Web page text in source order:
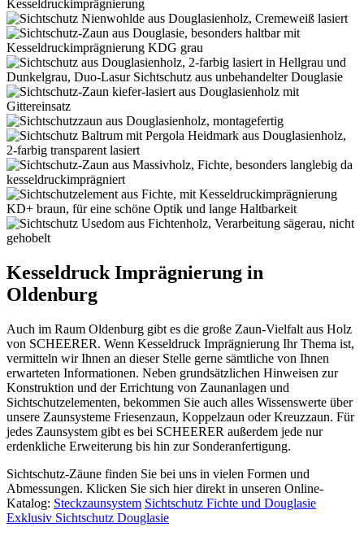
Kesseldruck Imprägnierung in
Oldenburg
Auch im Raum Oldenburg gibt es die große Zaun-Vielfalt aus Holz
von SCHEERER. Wenn Kesseldruck Imprägnierung Ihr Thema ist,
vermitteln wir Ihnen an dieser Stelle gerne sämtliche von Ihnen
erwarteten Informationen. Neben grundsätzlichen Hinweisen zur
Konstruktion und der Errichtung von Zaunanlagen und
Sichtschutzelementen, bekommen Sie auch alles Wissenswerte über
unsere Zaunsysteme Friesenzaun, Koppelzaun oder Kreuzzaun. Für
jedes Zaunsystem gibt es bei SCHEERER außerdem jede nur
erdenkliche Erweiterung bis hin zur Sonderanfertigung.
Sichtschutz-Zäune finden Sie bei uns in vielen Formen und
Abmessungen. Klicken Sie sich hier direkt in unseren Online-
Katalog: Steckzaunsystem Sichtschutz Fichte und Douglasie
Exklusiv Sichtschutz Douglasie